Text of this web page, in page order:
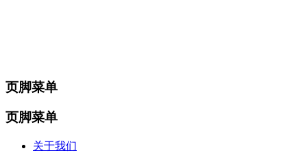
页脚菜单
页脚菜单
关于我们